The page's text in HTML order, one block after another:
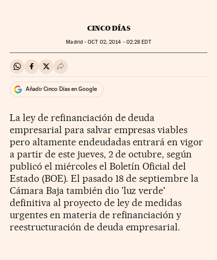
CINCO DÍAS
Madrid -OCT02, 2014 - 02:28 EDT
Compartir en Whatsapp
Compartir en Facebook
Compartir en Twitter
Desplegar Redes Sociales
Añadir Cinco Días en Google
La ley de refinanciación de deuda
empresarial para salvar empresas viables
pero altamente endeudadas entrará en vigor
a partir de este jueves, 2 de octubre, según
publicó el miércoles el Boletín Oficial del
Estado (BOE). El pasado 18 de septiembre la
Cámara Baja también dio 'luz verde'
definitiva al proyecto de ley de medidas
urgentes en materia de refinanciación y
reestructuración de deuda empresarial.